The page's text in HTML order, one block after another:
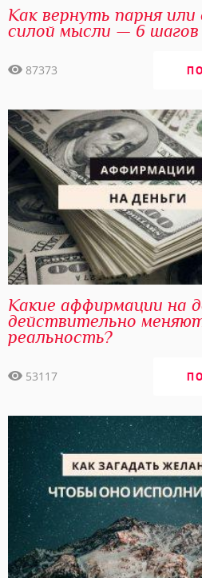
Как вернуть парня или
силой мысли — 6 шагов
87373
Какие аффирмации на
действительно
реальность?
53117